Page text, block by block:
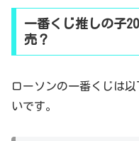
一番くじ推しの子
売？
ローソンの一番くじは
いです。